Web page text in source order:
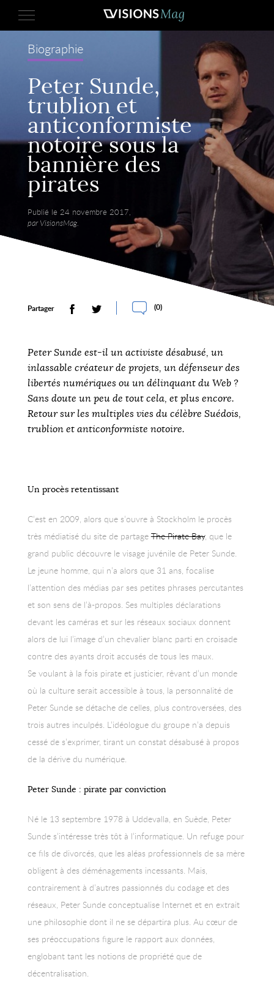
Biographie
Peter Sunde,
trublion et
anticonformiste
notoire sous la
bannière des
pirates
Publié le 24 novembre 2017,
par VisionsMag.
Partager (0)
Peter Sunde est-il un activiste désabusé, un
inlassable créateur de projets, un défenseur des
libertés numériques ou un délinquant du Web ?
Sans doute un peu de tout cela, et plus encore.
Retour sur les multiples vies du célèbre Suédois,
trublion et anticonformiste notoire.
Un procès retentissant
C’est en 2009, alors que s’ouvre à Stockholm le procès
très médiatisé du site de partageThe Pirate Bay, que le
grand public découvre le visage juvénile de Peter Sunde.
Le jeune homme, qui n’a alors que 31 ans, focalise
l’attention des médias par ses petites phrases percutantes
et son sens de l’à-propos. Ses multiples déclarations
devant les caméras et sur les réseaux sociaux donnent
alors de lui l’image d’un chevalier blanc parti en croisade
contre des ayants droit accusés de tous les maux.
Se voulant à la fois pirate et justicier, rêvant d’un monde
où la culture serait accessible à tous, la personnalité de
Peter Sunde se détache de celles, plus controversées, des
trois autres inculpés. L’idéologue du groupe n’a depuis
cessé de s’exprimer, tirant un constat désabusé à propos
de la dérive du numérique.
Peter Sunde : pirate par conviction
Né le 13 septembre 1978 à Uddevalla, en Suède, Peter
Sunde s’intéresse très tôt à l’informatique. Un refuge pour
ce fils de divorcés, que les aléas professionnels de sa mère
obligent à des déménagements incessants. Mais,
contrairement à d’autres passionnés du codage et des
réseaux, Peter Sunde conceptualise Internet et en extrait
une philosophie dont il ne se départira plus. Au cœur de
ses préoccupations figure le rapport aux données,
englobant tant les notions de propriété que de
décentralisation.